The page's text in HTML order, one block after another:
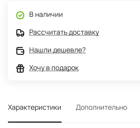
В наличии
Рассчитать доставку
Нашли дешевле?
Хочу в подарок
Характеристики Дополнительно